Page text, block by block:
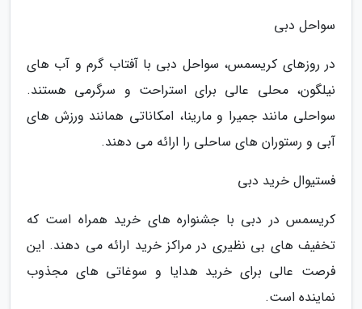
سواحل دبی
در روزهای کریسمس، سواحل دبی با آفتاب گرم و آب های
نیلگون، محلی عالی برای استراحت و سرگرمی هستند.
سواحلی مانند جمیرا و مارینا، امکاناتی همانند ورزش های
آبی و رستوران های ساحلی را ارائه می دهند.
فستیوال خرید دبی
کریسمس در دبی با جشنواره های خرید همراه است که
تخفیف های بی نظیری در مراکز خرید ارائه می دهند. این
فرصت عالی برای خرید هدایا و سوغاتی های مجذوب
نماینده است.